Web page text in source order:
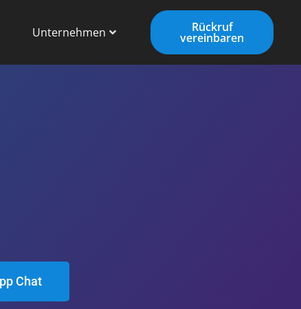
Unternehmen Rückruf
vereinbaren
Chat